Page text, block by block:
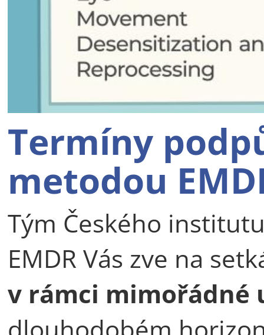
Termíny
metodou
Tým Českého
EMDR Vás zve na
v rámci mimořádné